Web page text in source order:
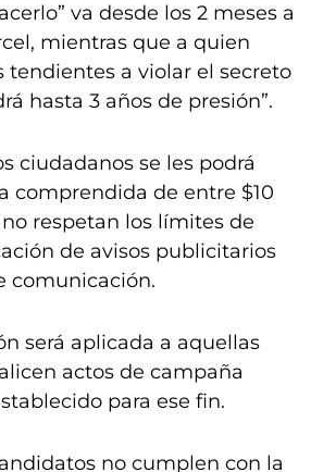
va desde los 2 meses a
mientras que a quien
tendientes a violar el secreto
hasta 3 años de presión”.
ciudadanos se les podrá
comprendida de entre $10
respetan los límites de
de avisos publicitarios
comunicación.
será aplicada a aquellas
actos de campaña
para ese fin.
no cumplen con la